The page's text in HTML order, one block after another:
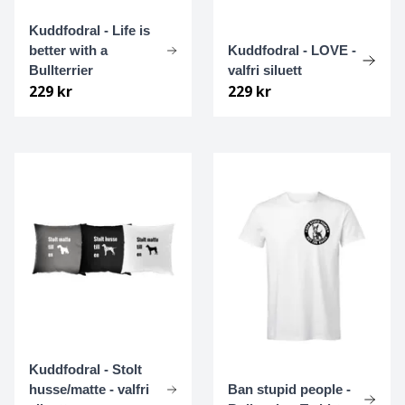
Kuddfodral - Life is
better with a
Bullterrier
229 kr
Kuddfodral - LOVE -
valfri siluett
229 kr
Kuddfodral - Stolt
husse/matte - valfri
Ban stupid people -
Schnauzer
Sealyhamterrier
Shih-tzu
Siberian Husky
Skotsk terrier